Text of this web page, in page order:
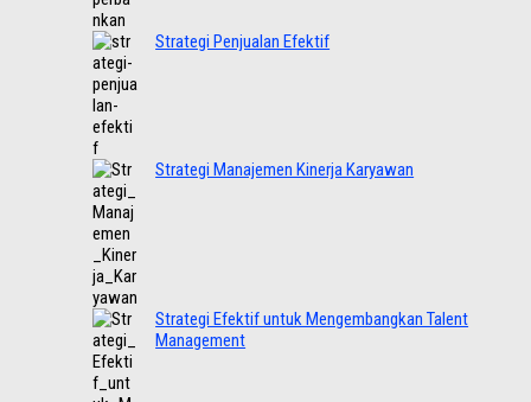
Strategi Penjualan Efektif
Strategi Manajemen Kinerja Karyawan
Strategi Efektif untuk Mengembangkan Talent
Management